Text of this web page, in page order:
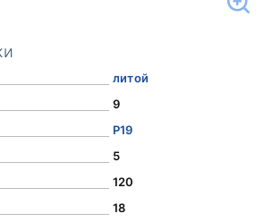
литой
9
Р19
5
120
18